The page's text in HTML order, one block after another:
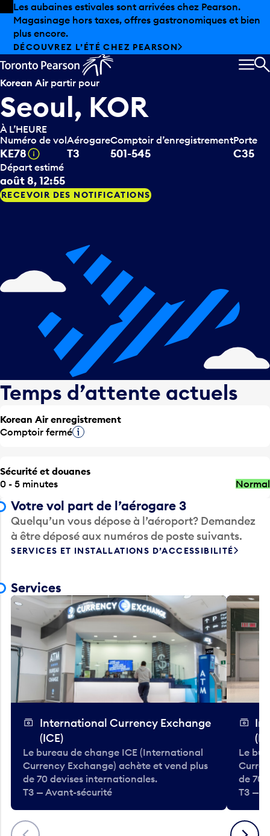
Skip to offers
Passer au contenu principal
Les aubaines estivales sont arrivées chez Pearson.
Magasinage hors taxes, offres gastronomiques et bien
plus encore.
DÉCOUVREZ L’ÉTÉ CHEZ PEARSON
Korean Air partir pour
Seoul, KOR
À L’HEURE
Numéro de vol
KE78 Infobulle
Aérogare
T3
Comptoir d’enregistrement
501-545
Porte
C35
Départ estimé
août 8, 12:55
RECEVOIR DES NOTIFICATIONS
Temps d’attente actuels
Korean Air enregistrement
Comptoir ferméInfobulle
Sécurité et douanes
0 - 5 minutes
Normal
Votre vol part de l’aérogare 3
Quelqu’un vous dépose à l’aéroport? Demandez
à être déposé aux numéros de poste suivants.
SERVICES ET INSTALLATIONS D’ACCESSIBILITÉ
Services
Précédent
International Currency Exchange
(ICE)
Le bureau de change ICE (International
Currency Exchange) achète et vend plus
de 70 devises internationales.
T3 — Avant-sécurité
Le
de 70
T3 —
Suivant